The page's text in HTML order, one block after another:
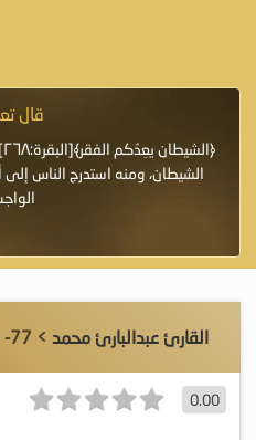
قال
الشيطان، ومنه استدرج الناس
القارئ عبدالبارئ محمد > 77- سورة المرسلات
0.00